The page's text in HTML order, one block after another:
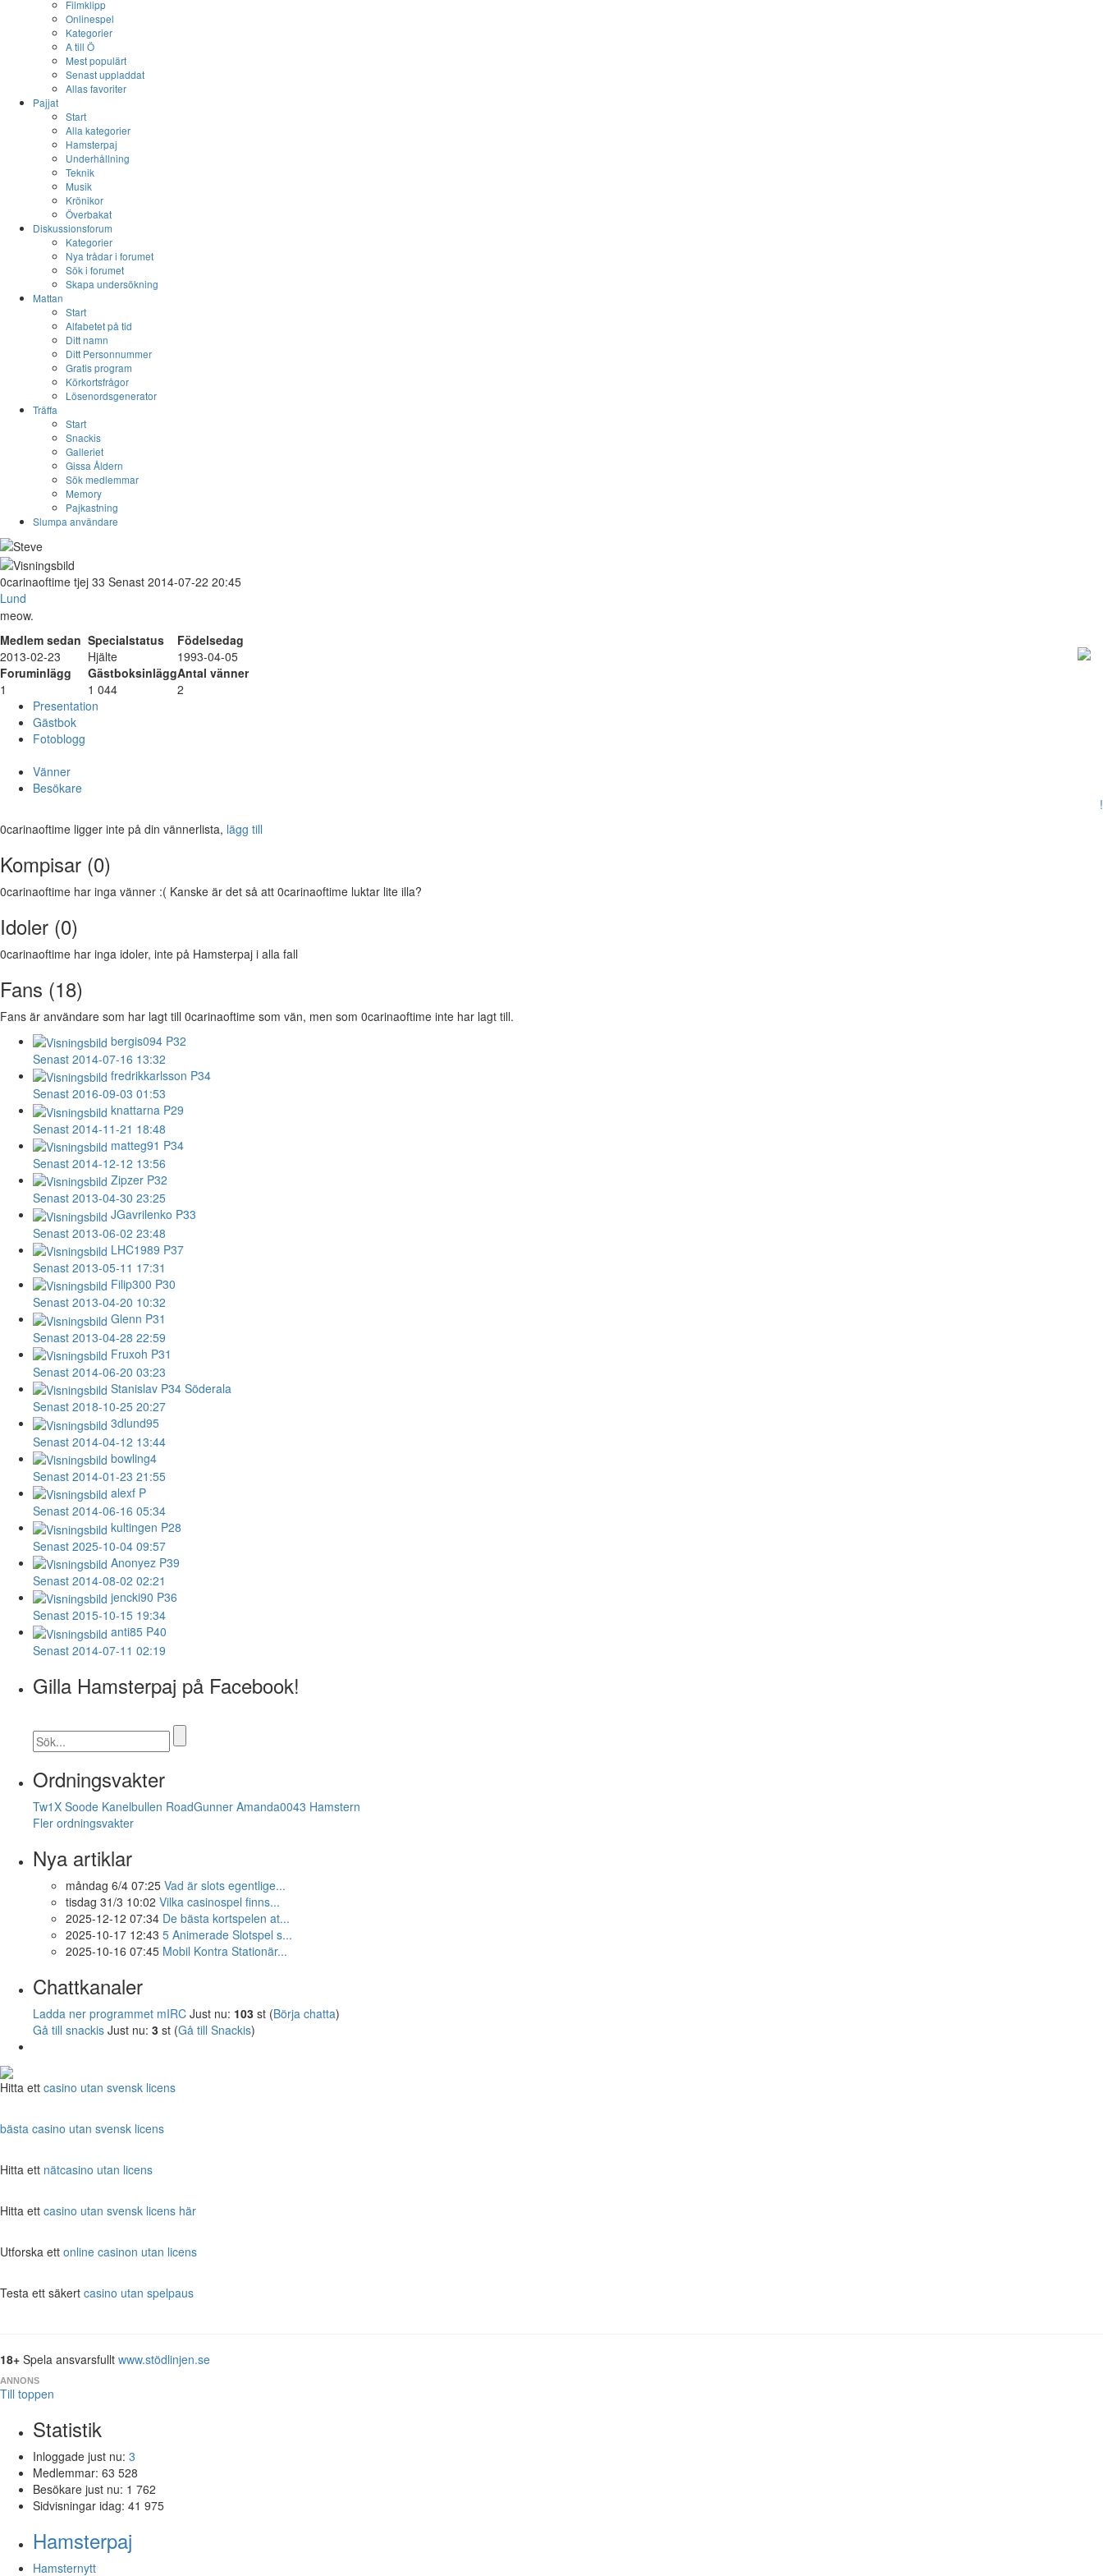
Filmklipp
Onlinespel
Kategorier
A till Ö
Mest populärt
Senast uppladdat
Allas favoriter
Pajjat
Start
Alla kategorier
Hamsterpaj
Underhållning
Teknik
Musik
Krönikor
Överbakat
Diskussionsforum
Kategorier
Nya trådar i forumet
Sök i forumet
Skapa undersökning
Mattan
Start
Alfabetet på tid
Ditt namn
Ditt Personnummer
Gratis program
Körkortsfrågor
Lösenordsgenerator
Träffa
Start
Snackis
Galleriet
Gissa Åldern
Sök medlemmar
Memory
Pajkastning
Slumpa användare
0carinaoftime tjej 33 Senast 2014-07-22 20:45
Lund
meow.
Medlem sedan Specialstatus
Födelsedag
2013-02-23
Hjälte
1993-04-05
Foruminlägg
GästboksinläggAntal vänner
1
1 044
2
Presentation
Gästbok
Fotoblogg
Vänner
Besökare
!
0carinaoftime ligger inte på din vännerlista, lägg till
Kompisar (0)
0carinaoftime har inga vänner :( Kanske är det så att 0carinaoftime luktar lite illa?
Idoler (0)
0carinaoftime har inga idoler, inte på Hamsterpaj i alla fall
Fans (18)
Fans är användare som har lagt till 0carinaoftime som vän, men som 0carinaoftime inte har lagt till.
bergis094 P32
Senast 2014-07-16 13:32
fredrikkarlsson P34
Senast 2016-09-03 01:53
knattarna P29
Senast 2014-11-21 18:48
matteg91 P34
Senast 2014-12-12 13:56
Zipzer P32
Senast 2013-04-30 23:25
JGavrilenko P33
Senast 2013-06-02 23:48
LHC1989 P37
Senast 2013-05-11 17:31
Filip300 P30
Senast 2013-04-20 10:32
Glenn P31
Senast 2013-04-28 22:59
Fruxoh P31
Senast 2014-06-20 03:23
Stanislav P34 Söderala
Senast 2018-10-25 20:27
3dlund95
Senast 2014-04-12 13:44
bowling4
Senast 2014-01-23 21:55
alexf P
Senast 2014-06-16 05:34
kultingen P28
Senast 2025-10-04 09:57
Anonyez P39
Senast 2014-08-02 02:21
jencki90 P36
Senast 2015-10-15 19:34
anti85 P40
Senast 2014-07-11 02:19
Gilla Hamsterpaj på Facebook!
Ordningsvakter
Tw1X Soode Kanelbullen RoadGunner Amanda0043 Hamstern
Fler ordningsvakter
Nya artiklar
måndag 6/4 07:25 Vad är slots egentlige...
tisdag 31/3 10:02 Vilka casinospel finns...
2025-12-12 07:34 De bästa kortspelen at...
2025-10-17 12:43 5 Animerade Slotspel s...
2025-10-16 07:45 Mobil Kontra Stationär...
Chattkanaler
Ladda ner programmet mIRC Just nu: 103 st (Börja chatta)
Gå till snackis Just nu: 3 st (Gå till Snackis)
Hitta ett casino utan svensk licens
bästa casino utan svensk licens
Hitta ett nätcasino utan licens
Hitta ett casino utan svensk licens här
Utforska ett online casinon utan licens
Testa ett säkert casino utan spelpaus
18+ Spela ansvarsfullt www.stödlinjen.se
ANNONS
Till toppen
Statistik
Inloggade just nu: 3
Medlemmar: 63 528
Besökare just nu: 1 762
Sidvisningar idag: 41 975
Hamsterpaj
Hamsternytt